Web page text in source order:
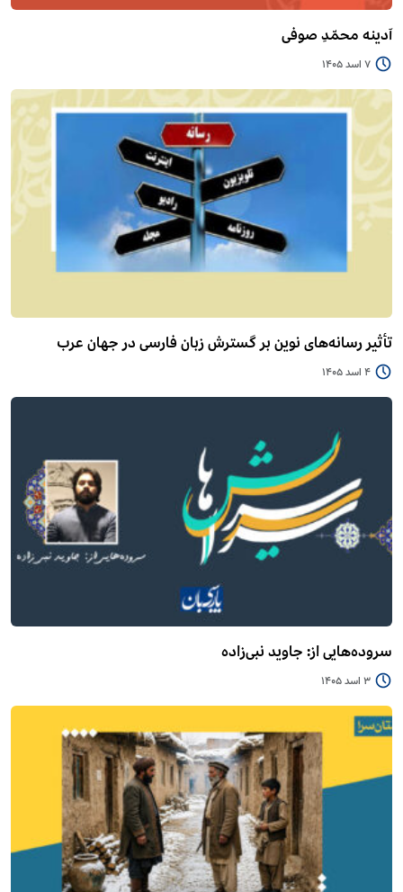
آدینه محمّدِ صوفی
7 اسد 1405
تأثیر رسانه‌های نوین بر گسترش زبان فارسی در جهان عرب
4 اسد 1405
سروده‌هایی از: جاوید نبی‌زاده
3 اسد 1405